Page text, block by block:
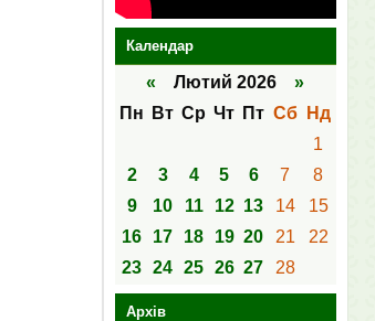
Календар
« Лютий 2026 »
Пн
Вт Ср Чт Пт Сб
Нд
1
2
3 4 5 6 7
8
9
10 11 12 13 14
15
16
17 18 19 20 21
22
23 24 25 26 27 28
Архів